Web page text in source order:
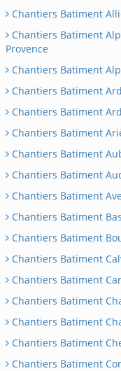
Chantiers Batiment
Chantiers Batiment
Provence
Chantiers Batiment
Chantiers Batiment
Chantiers Batiment
Chantiers Batiment
Chantiers Batiment
Chantiers Batiment
Chantiers Batiment
Chantiers Batiment
Chantiers Batiment
Chantiers Batiment
Chantiers Batiment
Chantiers Batiment
Chantiers Batiment
Chantiers Batiment
Chantiers Batiment